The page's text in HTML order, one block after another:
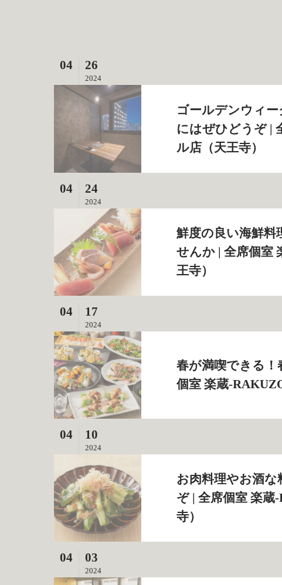
04 26
2024
ゴールデンウィ
にはぜひどうぞ |
ル店（天王寺）
04 24
2024
鮮度の良い海鮮料
せんか | 全席個室
王寺）
04 17
2024
春が満喫できる！
個室 楽蔵
04 10
2024
お肉料理やお酒な
ぞ | 全席個室 楽蔵
寺）
04 03
2024